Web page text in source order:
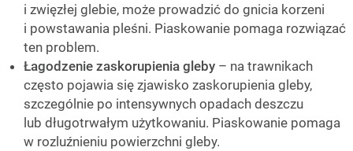
i zwięzłej glebie, może prowadzić do gnicia korzeni
i powstawania pleśni. Piaskowanie pomaga rozwiązać
ten problem.
Łagodzenie zaskorupienia gleby – na trawnikach
często pojawia się zjawisko zaskorupienia gleby,
szczególnie po intensywnych opadach deszczu
lub długotrwałym użytkowaniu. Piaskowanie pomaga
w rozluźnieniu powierzchni gleby.